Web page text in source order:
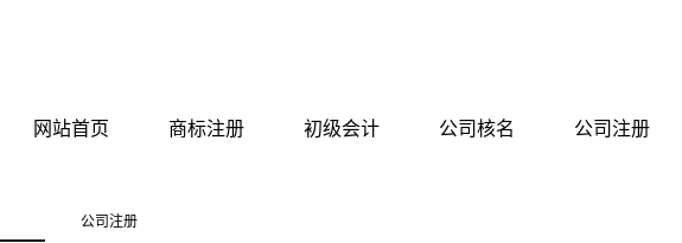
网站首页 商标注册 初级会计 公司核名 公司注册
公司注册